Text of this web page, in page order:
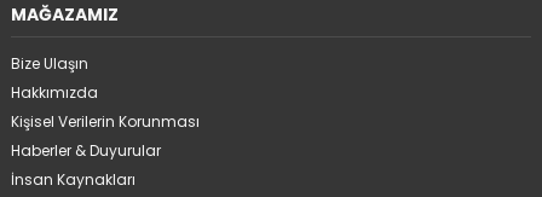
MAĞAZAMIZ
Bize Ulaşın
Hakkımızda
Kişisel Verilerin Korunması
Haberler & Duyurular
İnsan Kaynakları